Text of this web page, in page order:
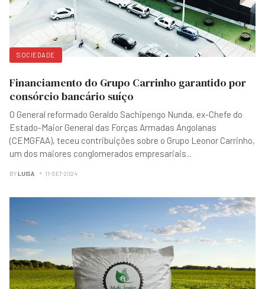
SOCIEDADE
Financiamento do Grupo Carrinho garantido por
consórcio bancário suíço
O General reformado Geraldo Sachipengo Nunda, ex-Chefe do
Estado-Maior General das Forças Armadas Angolanas
(CEMGFAA), teceu contribuições sobre o Grupo Leonor Carrinho,
um dos maiores conglomerados empresariais
BY LUISA 11-SET-2024